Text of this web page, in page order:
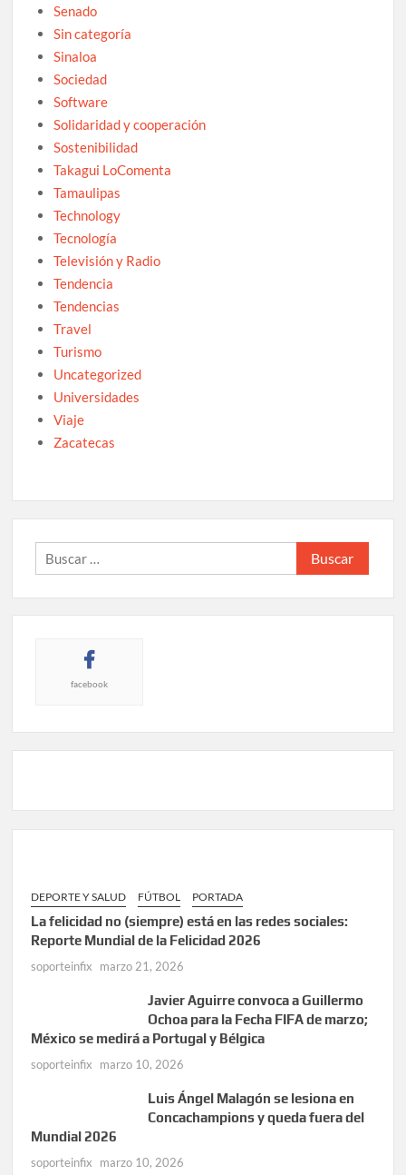
Senado
Sin categoría
Sinaloa
Sociedad
Software
Solidaridad y cooperación
Sostenibilidad
Takagui LoComenta
Tamaulipas
Technology
Tecnología
Televisión y Radio
Tendencia
Tendencias
Travel
Turismo
Uncategorized
Universidades
Viaje
Zacatecas
Buscar:
facebook
DEPORTE Y SALUD FÚTBOL PORTADA
La felicidad no (siempre) está en las redes sociales:
Reporte Mundial de la Felicidad 2026
soporteinfix marzo 21, 2026
Javier Aguirre convoca a Guillermo
Ochoa para la Fecha FIFA de marzo;
México se medirá a Portugal y Bélgica
soporteinfix marzo 10, 2026
Luis Ángel Malagón se lesiona en
Concachampions y queda fuera del
Mundial 2026
soporteinfix marzo 10, 2026